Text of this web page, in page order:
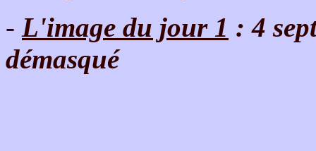
- L'image du jour 1 : 4
démasqué